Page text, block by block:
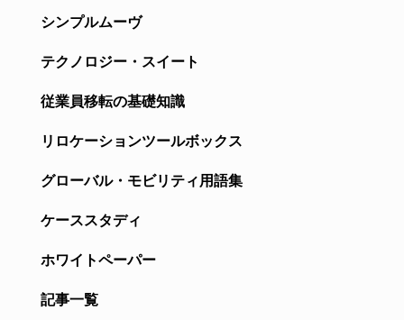
シンプルムーヴ
テクノロジー・スイート
従業員移転の基礎知識
リロケーションツールボックス
グローバル・モビリティ用語集
ケーススタディ
ホワイトペーパー
記事一覧